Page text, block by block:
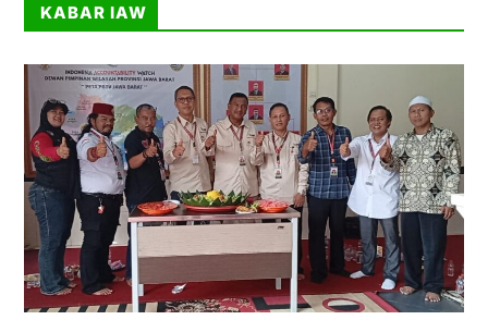
KABAR IAW